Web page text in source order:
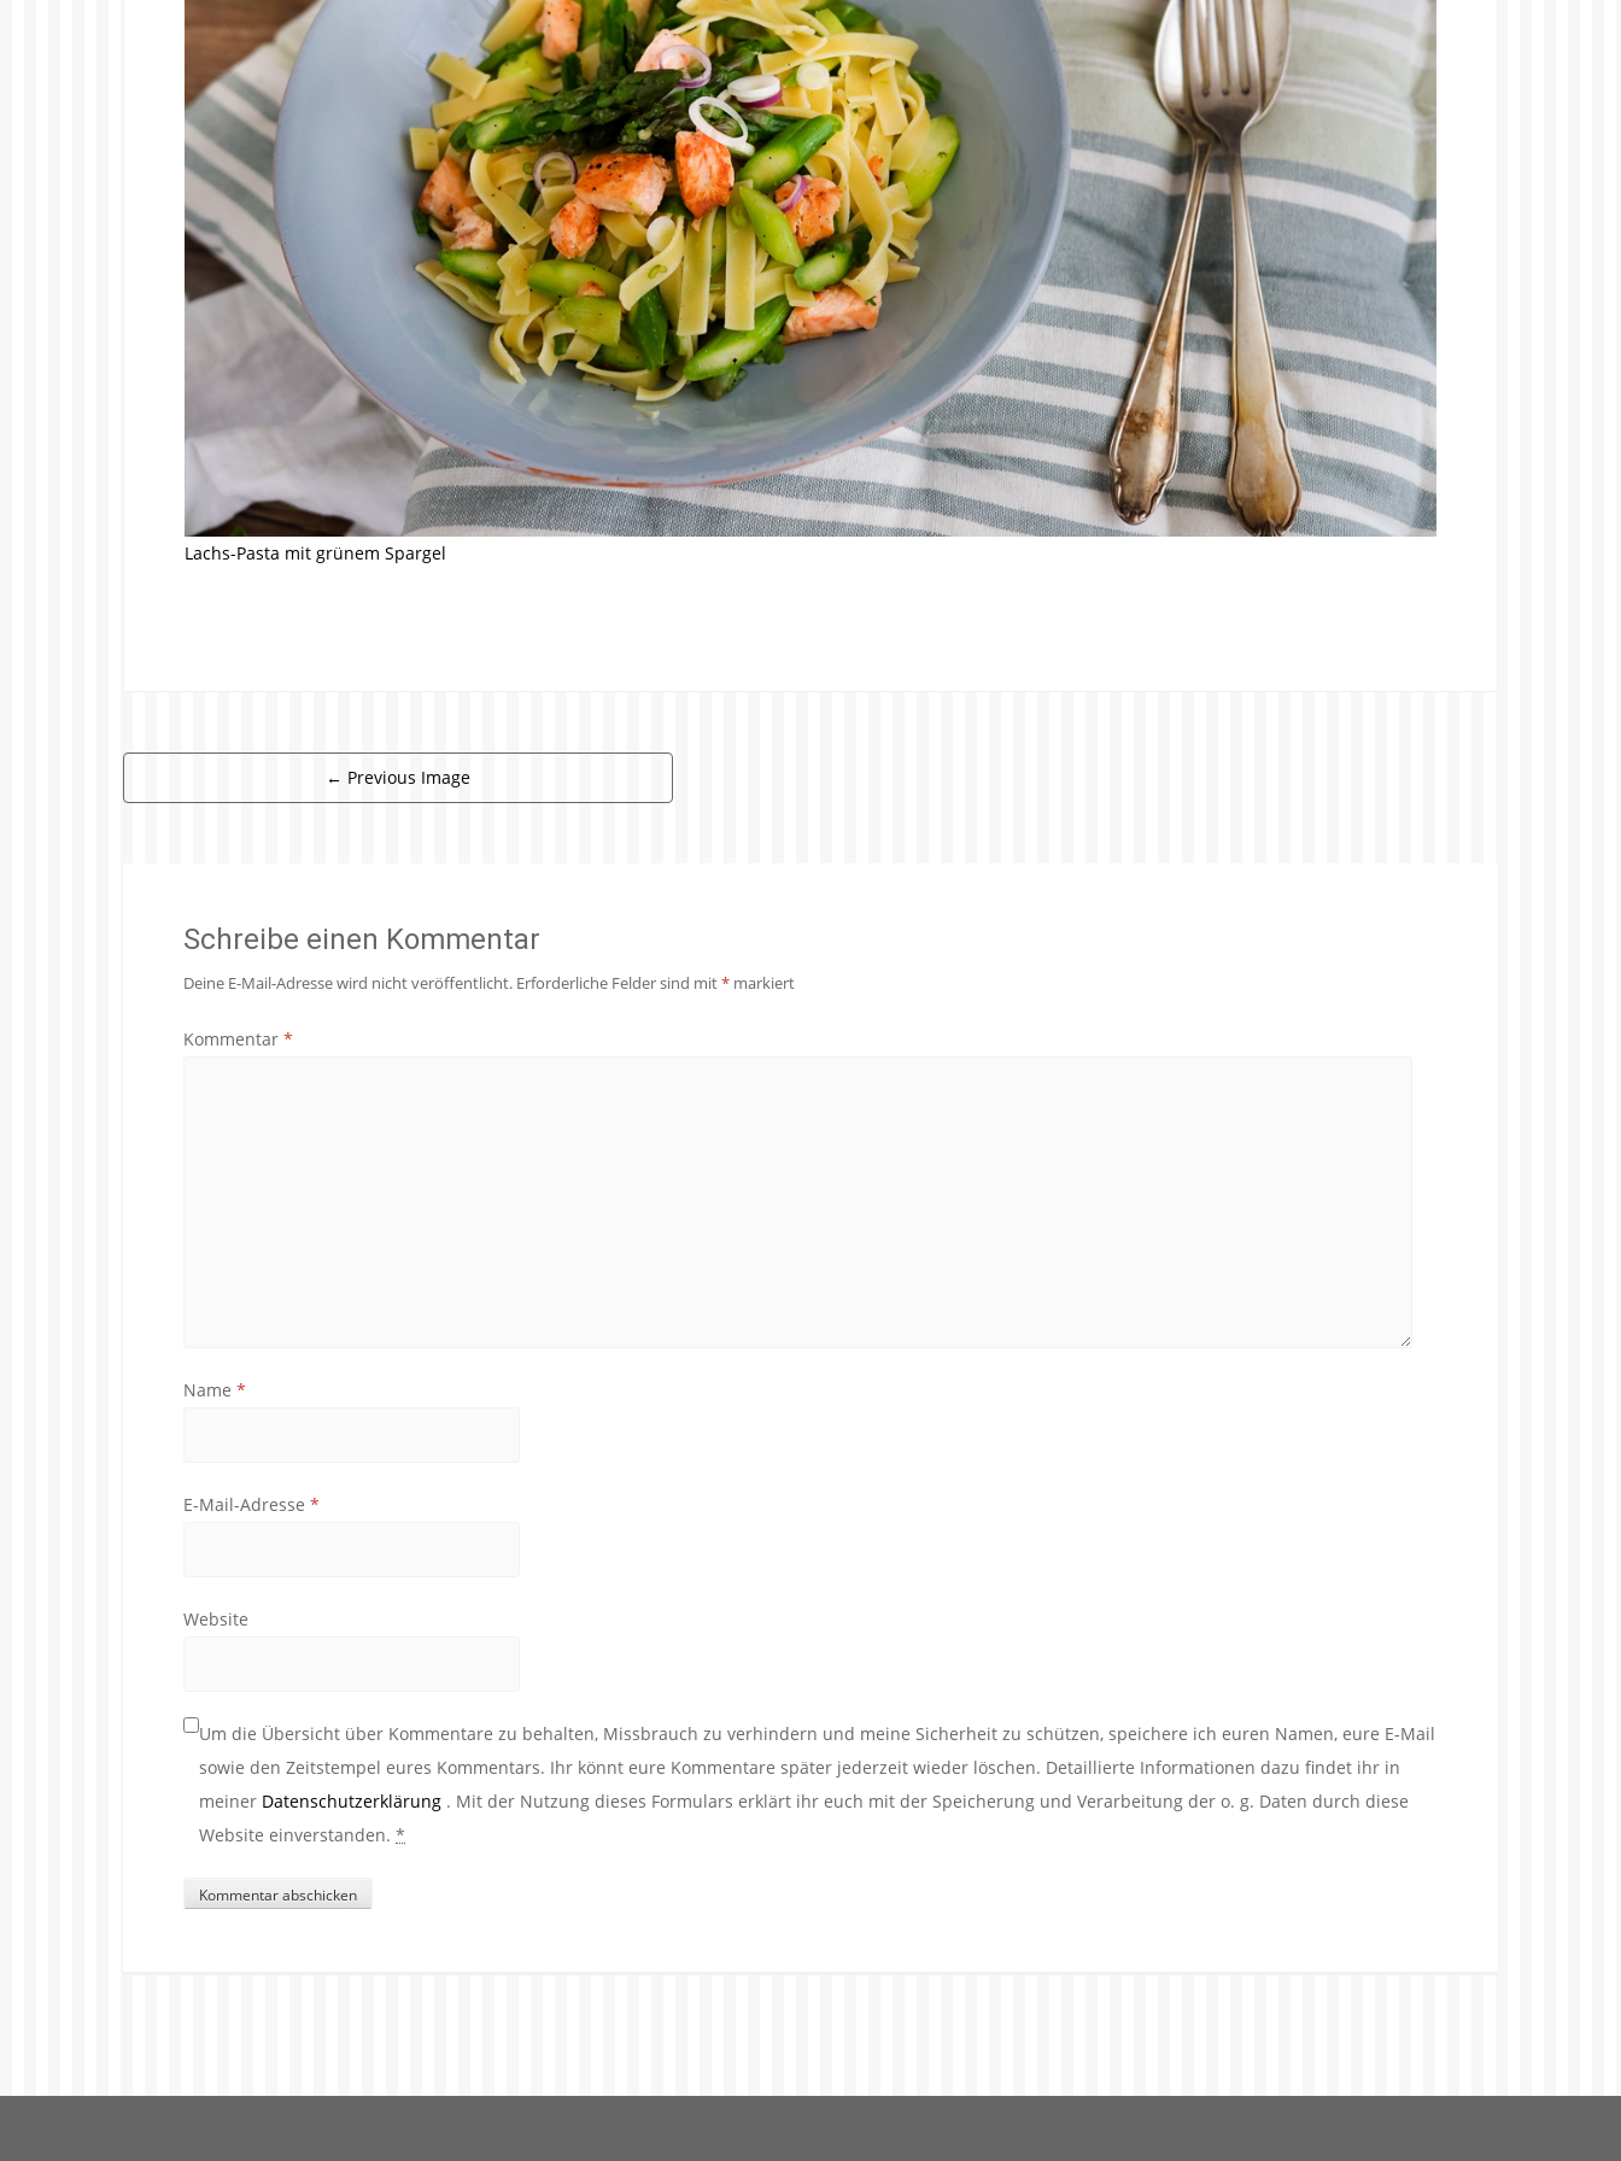
Lachs-Pasta mit grünem Spargel
← Previous Image
Schreibe einen Kommentar
Deine E-Mail-Adresse wird nicht veröffentlicht. Erforderliche Felder sind mit* markiert
Kommentar *
Name *
E-Mail-Adresse *
Website
Um die Übersicht über Kommentare zu behalten, Missbrauch zu verhindern und meine Sicherheit zu schützen, speichere ich euren Namen, eure E-Mail
sowie den Zeitstempel eures Kommentars. Ihr könnt eure Kommentare später jederzeit wieder löschen. Detaillierte Informationen dazu findet ihr in
meiner Datenschutzerklärung . Mit der Nutzung dieses Formulars erklärt ihr euch mit der Speicherung und Verarbeitung der o. g. Daten durch diese
Website einverstanden. *